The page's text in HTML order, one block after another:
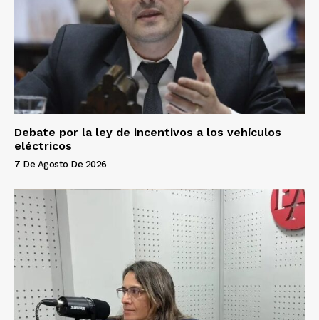
Debate por la ley de incentivos a los vehículos
eléctricos
7 De Agosto De 2026